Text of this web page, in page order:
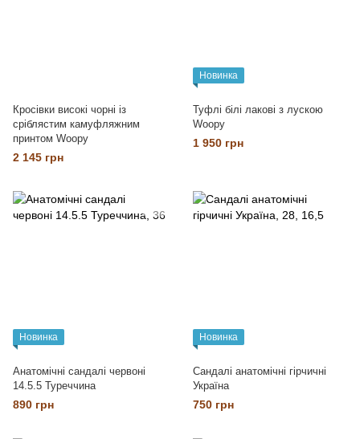
Кросівки високі чорні із
сріблястим камуфляжним
принтом Woopy
2 145 грн
Новинка
Туфлі білі лакові з лускою
Woopy
1 950 грн
Новинка
Анатомічні сандалі червоні
14.5.5 Туреччина
890 грн
Новинка
Сандалі анатомічні гірчичні
Україна
750 грн